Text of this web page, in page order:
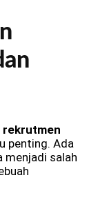
rekrutmen
penting. Ada
menjadi salah